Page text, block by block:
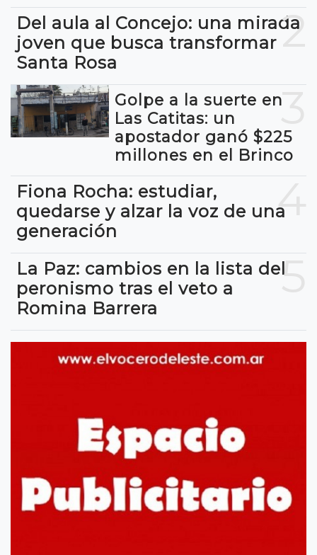
2
Del aula al Concejo: una mirada
joven que busca transformar
Santa Rosa
3
Golpe a la suerte en
Las Catitas: un
apostador ganó $225
millones en el Brinco
4
Fiona Rocha: estudiar,
quedarse y alzar la voz de una
generación
5
La Paz: cambios en la lista del
peronismo tras el veto a
Romina Barrera